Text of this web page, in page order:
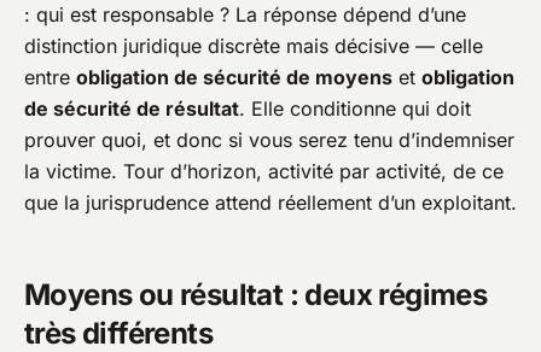
: qui est responsable ? La réponse dépend d’une
distinction juridique discrète mais décisive — celle
entre obligation de sécurité de moyens et obligation
de sécurité de résultat. Elle conditionne qui doit
prouver quoi, et donc si vous serez tenu d’indemniser
la victime. Tour d’horizon, activité par activité, de ce
que la jurisprudence attend réellement d’un exploitant.
Moyens ou résultat : deux régimes
très différents